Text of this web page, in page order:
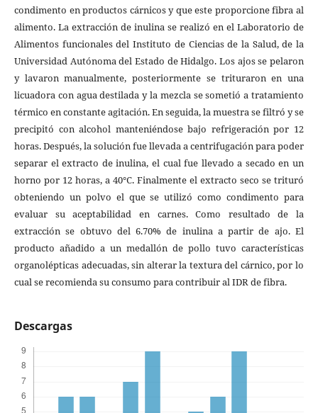
condimento en productos cárnicos y que este proporcione fibra al
alimento. La extracción de inulina se realizó en el Laboratorio de
Alimentos funcionales del Instituto de Ciencias de la Salud, de la
Universidad Autónoma del Estado de Hidalgo. Los ajos se pelaron
y lavaron manualmente, posteriormente se trituraron en una
licuadora con agua destilada y la mezcla se sometió a tratamiento
térmico en constante agitación. En seguida, la muestra se filtró y se
precipitó con alcohol manteniéndose bajo refrigeración por 12
horas. Después, la solución fue llevada a centrifugación para poder
separar el extracto de inulina, el cual fue llevado a secado en un
horno por 12 horas, a 40°C. Finalmente el extracto seco se trituró
obteniendo un polvo el que se utilizó como condimento para
evaluar su aceptabilidad en carnes. Como resultado de la
extracción se obtuvo del 6.70% de inulina a partir de ajo. El
producto añadido a un medallón de pollo tuvo características
organolépticas adecuadas, sin alterar la textura del cárnico, por lo
cual se recomienda su consumo para contribuir al IDR de fibra.
Descargas